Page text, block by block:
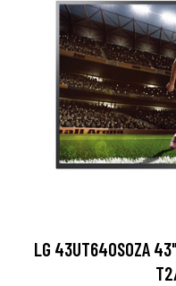
LG 43UT640S0ZA